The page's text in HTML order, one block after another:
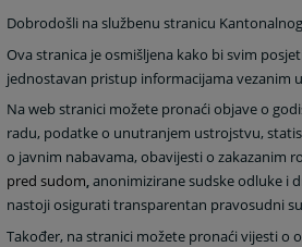
Dobrodošli na službenu stranicu
Ova stranica je osmišljena kako bi svim
jednostavan pristup informacijama vezanim
Na web stranici možete pronaći objave o
radu, podatke o unutranjem ustrojstvu,
o javnim nabavama, obavijesti o zakazanim
pred sudom, anonimizirane sudske odluke i
nastoji osigurati transparentan pravosudni
Također, na stranici možete pronaći vijesti o